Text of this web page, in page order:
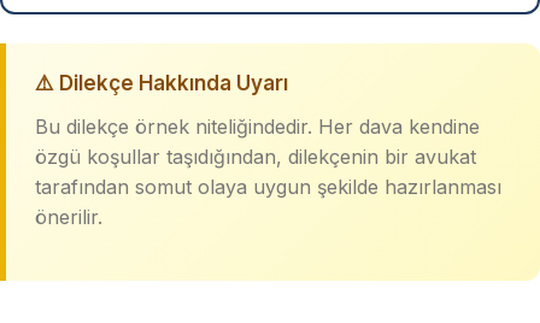
⚠️ Dilekçe Hakkında Uyarı
Bu dilekçe örnek niteliğindedir. Her dava kendine
özgü koşullar taşıdığından, dilekçenin bir avukat
tarafından somut olaya uygun şekilde hazırlanması
önerilir.